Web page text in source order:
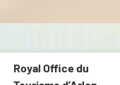
Royal Office du